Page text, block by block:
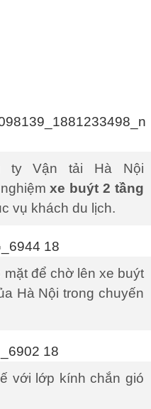
ty Vận tải Hà Nội
xe buýt 2 tầng
vụ khách du lịch.
để chờ lên xe buýt
Hà Nội trong chuyến
với lớp kính chắn gió